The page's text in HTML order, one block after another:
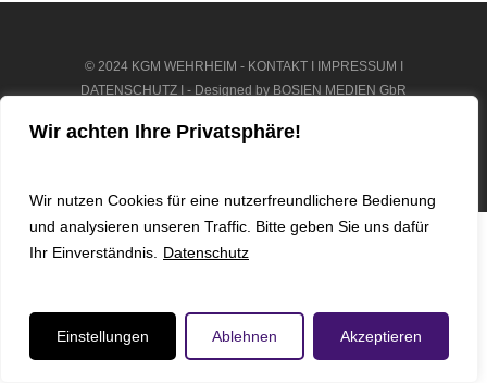
Wir achten Ihre Privatsphäre!
Wir nutzen Cookies für eine nutzerfreundlichere Bedienung
und analysieren unseren Traffic. Bitte geben Sie uns dafür
Ihr Einverständnis.
Datenschutz
Einstellungen Ablehnen Akzeptieren
© 2024 KGM WEHRHEIM - KONTAKTI IMPRESSUM
DATENSCHUTZ I - Designed by BOSIEN MEDIEN GbR
instagram